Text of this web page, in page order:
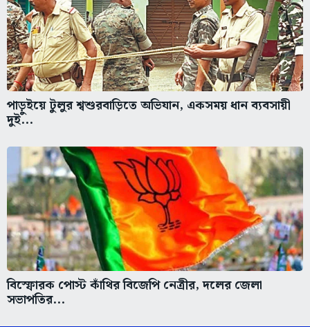
পাড়ুইয়ে টুলুর শ্বশুরবাড়িতে অভিযান, একসময় ধান ব্যবসায়ী
দুই...
বিস্ফোরক পোস্ট কাঁথির বিজেপি নেত্রীর, দলের জেলা
সভাপতির...